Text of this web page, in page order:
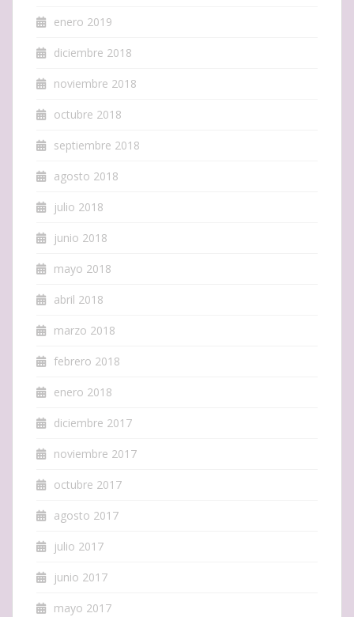
enero 2019
diciembre 2018
noviembre 2018
octubre 2018
septiembre 2018
agosto 2018
julio 2018
junio 2018
mayo 2018
abril 2018
marzo 2018
febrero 2018
enero 2018
diciembre 2017
noviembre 2017
octubre 2017
agosto 2017
julio 2017
junio 2017
mayo 2017